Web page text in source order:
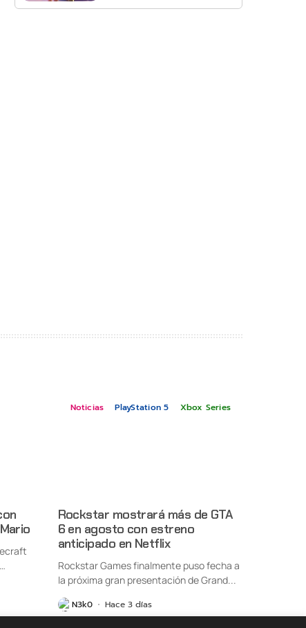
Noticias PlayStation 5 Xbox Series
Rockstar mostrará más de GTA
6 en agosto con estreno
anticipado en Netflix
Rockstar Games finalmente puso fecha a
la próxima gran presentación de Grand...
N3k0 Hace 3 días